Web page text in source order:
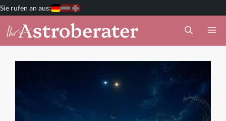
Zum
springen
Deutschland
Österreich
Schweiz